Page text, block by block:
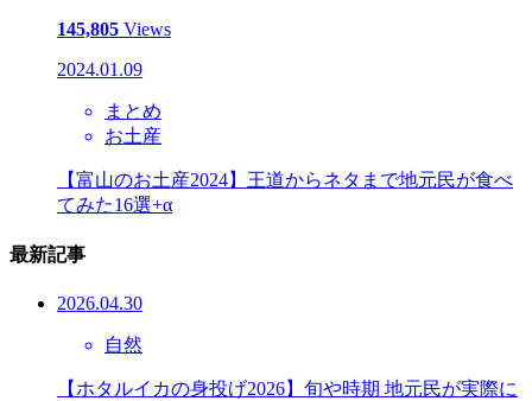
145,805 Views
2024.01.09
まとめ
お土産
【富山のお土産2024】王道からネタまで地元民が食べ
てみた16選+α
最新記事
2026.04.30
自然
【ホタルイカの身投げ2026】旬や時期 地元民が実際に